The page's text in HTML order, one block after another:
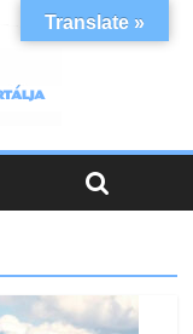
Translate »